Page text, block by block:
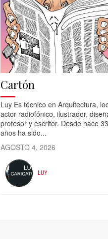
Cartón
Luy Es técnico en Arquitectura,
actor radiofónico, ilustrador,
profesor y escritor. Desde hace 33
años ha sido...
AGOSTO 4, 2026
LUY